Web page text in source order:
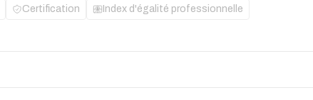
Certification Index d'égalité professionnelle